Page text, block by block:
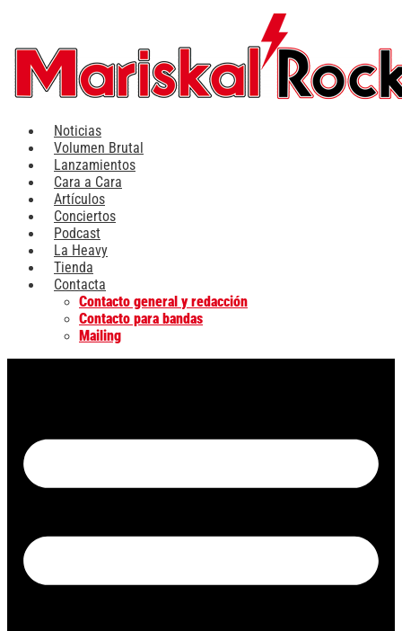
contenido
Noticias
Volumen Brutal
Lanzamientos
Cara a Cara
Artículos
Conciertos
Podcast
La Heavy
Tienda
Contacta
Contacto general y redacción
Contacto para bandas
Mailing